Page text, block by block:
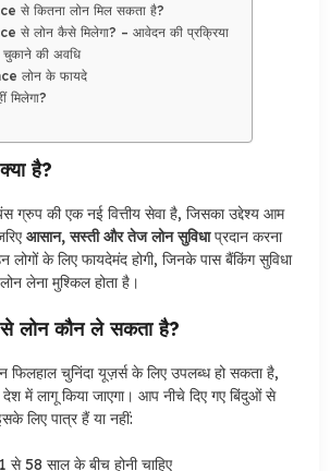
से कितना लोन मिल सकता है?
से लोन कैसे मिलेगा? – आवेदन की प्रक्रिया
चुकाने की अवधि
लोन के फायदे
मिलेगा?
है?
ग्रुप की एक नई वित्तीय सेवा है, जिसका उद्देश्य आम
आसान, सस्ती और तेज लोन सुविधाप्रदान करना
के लिए फायदेमंद होगी, जिनके पास बैंकिंग सुविधा
लेना मुश्किल होता है।
कौन ले सकता है?
चुनिंदा यूज़र्स के लिए उपलब्ध हो सकता है,
में लागू किया जाएगा। आप नीचे दिए गए बिंदुओं से
लिए पात्र हैं या नहीं:
58 साल के बीच होनी चाहिए